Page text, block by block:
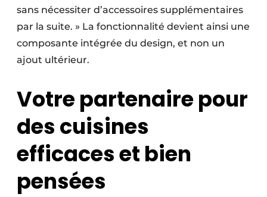
sans nécessiter d’accessoires supplémentaires
par la suite. » La fonctionnalité devient ainsi une
composante intégrée du design, et non un
ajout ultérieur.
Votre partenaire pour
des cuisines
efficaces et bien
pensées